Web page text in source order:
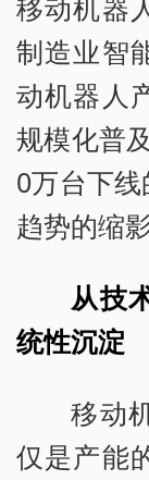
移动机器
制造业智
动机器人
规模化普
0万台下
趋势的缩影
从技
统性沉淀
移动
仅是产能